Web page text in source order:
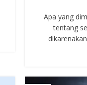
Apa yang
tentang